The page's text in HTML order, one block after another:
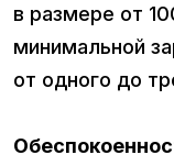
в размере от
минимальной
от одного до